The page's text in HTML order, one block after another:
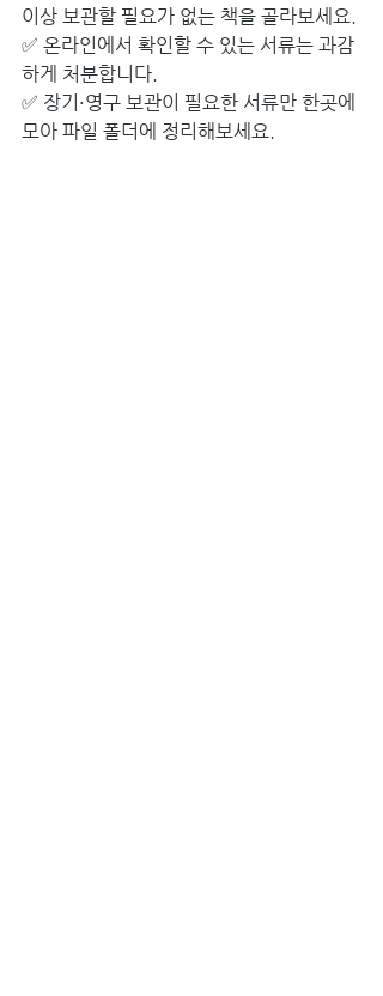
이상 보관할 필요가 없는 책을 골라보세요.
✅ 온라인에서 확인할 수 있는 서류는 과감
하게 처분합니다.
✅ 장기·영구 보관이 필요한 서류만 한곳에
모아 파일 폴더에 정리해보세요.